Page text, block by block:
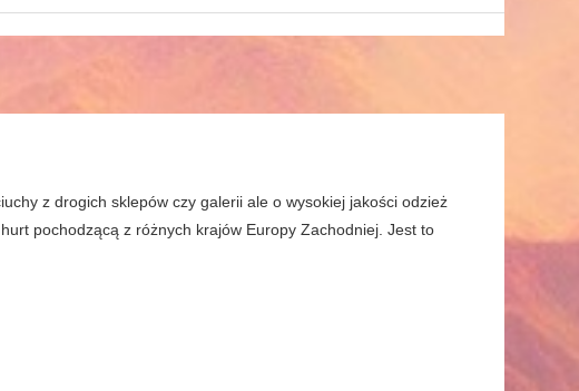
z drogich sklepów czy galerii ale o wysokiej jakości odzież
pochodzącą z różnych krajów Europy Zachodniej. Jest to